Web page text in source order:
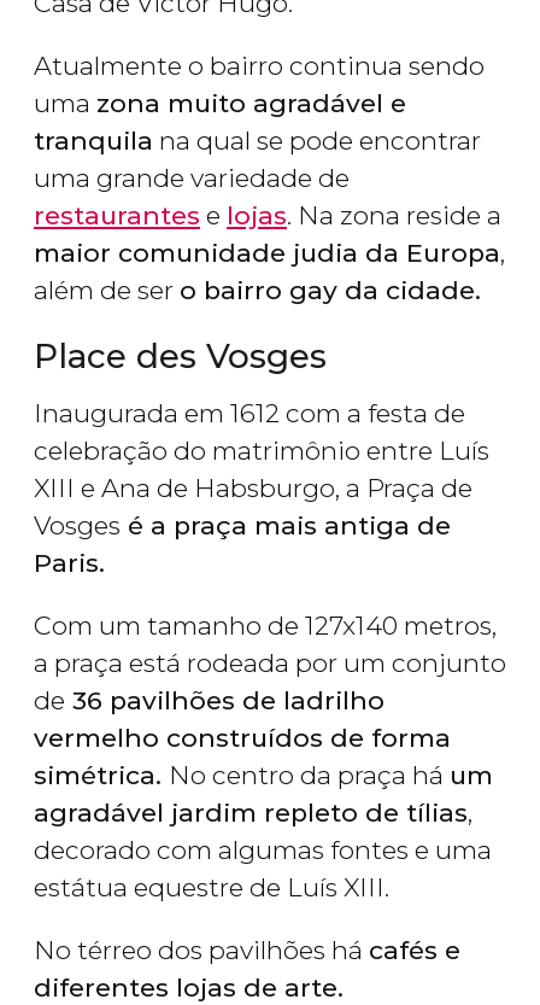
Atualmente o bairro continua sendo
uma zona muito agradável e
tranquila na qual se pode encontrar
uma grande variedade de
restaurantes e lojas. Na zona reside a
maior comunidade judia da Europa,
além de ser o bairro gay da cidade.
Place des Vosges
Inaugurada em 1612 com a festa de
celebração do matrimônio entre Luís
XIII e Ana de Habsburgo, a Praça de
Vosges é a praça mais antiga de
Paris.
Com um tamanho de 127x140 metros,
a praça está rodeada por um conjunto
de 36 pavilhões de ladrilho
vermelho construídos de forma
simétrica. No centro da praça há um
agradável jardim repleto de tílias,
decorado com algumas fontes e uma
estátua equestre de Luís XIII.
No térreo dos pavilhões há cafés e
diferentes lojas de arte.